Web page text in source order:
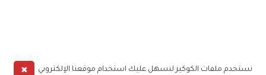
✖
نستخدم ملفات الكوكيز لنسهل عليك استخدام موقعنا الإلكتروني